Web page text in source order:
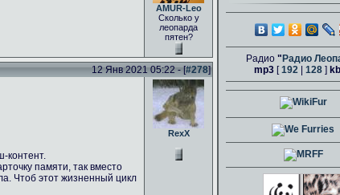
AMUR-Leo
Сколько у
леопарда
пятен?
12 Янв 2021 05:22 - [#278]
контент.
памяти, так вместо
Чтоб этот жизненный цикл
RexX
Радио " Радио
mp3 [192 128 ]